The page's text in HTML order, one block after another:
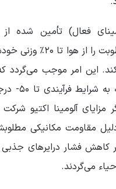
فعال) تأمین شده
پتروتات می‌تواند رطوبت
کند. این امر موجب
هوای خروجی
آلومینا اکتیو
مقاومت مکانیکی
می‌گردند.